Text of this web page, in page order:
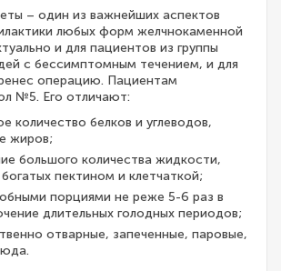
– один из важнейших аспектов
любых форм желчнокаменной
и для пациентов из группы
с бессимптомным течением, и для
операцию. Пациентам
№5. Его отличают:
количество белков и углеводов,
жиров;
большого количества жидкости,
пектином и клетчаткой;
порциями не реже 5-6 раз в
длительных голодных периодов;
отварные, запеченные, паровые,